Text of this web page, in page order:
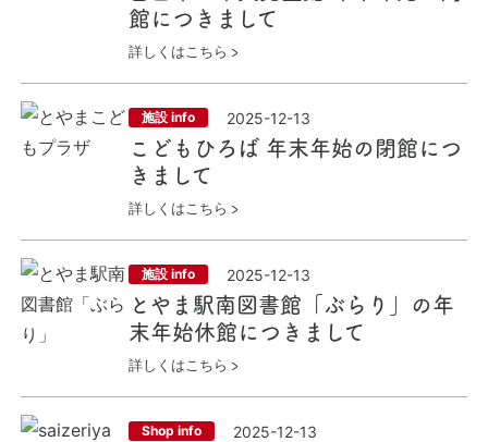
館につきまして
詳しくはこちら
施設 info 2025-12-13
こどもひろば 年末年始の閉館につ
きまして
詳しくはこちら
施設 info 2025-12-13
とやま駅南図書館「ぶらり」の年
末年始休館につきまして
詳しくはこちら
Shop info 2025-12-13